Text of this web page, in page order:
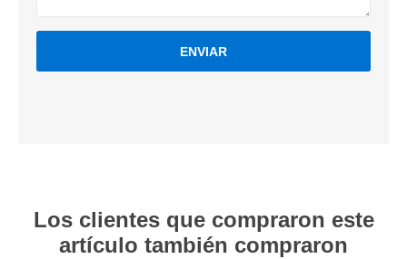
ENVIAR
Los clientes que compraron este
artículo también compraron